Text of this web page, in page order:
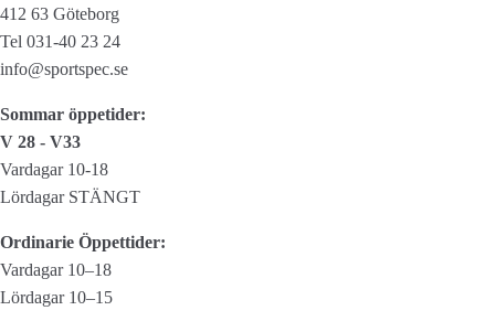
412 63 Göteborg
Tel 031-40 23 24
info@sportspec.se
Sommar öppetider:
V 28 - V33
Vardagar 10-18
Lördagar STÄNGT
Ordinarie Öppettider:
Vardagar 10–18
Lördagar 10–15